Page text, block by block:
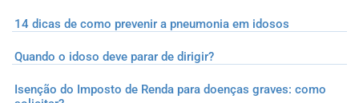
14 dicas de como prevenir a pneumonia em idosos
Quando o idoso deve parar de dirigir?
Isenção do Imposto de Renda para doenças graves: como